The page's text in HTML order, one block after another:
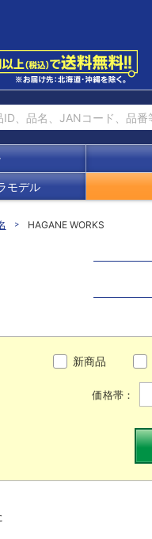
モデル
HAGANE WORKS
新商品
価格帯：